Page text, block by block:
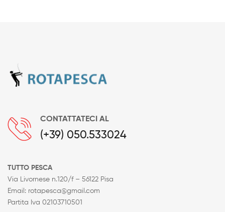
CONTATTATECI AL
(+39) 050.533024
TUTTO PESCA
Via Livornese n.120/f – 56122 Pisa
Email: rotapesca@gmail.com
Partita Iva 02103710501